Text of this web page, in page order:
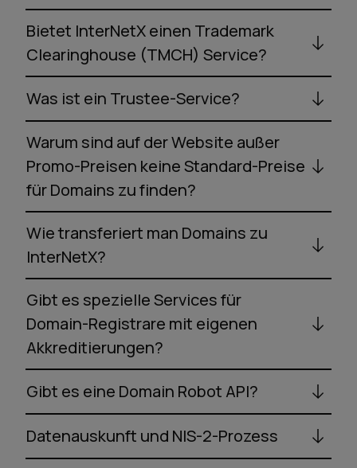
Bietet InterNetX einen Trademark
Clearinghouse (TMCH) Service?
Was ist ein Trustee-Service?
Warum sind auf der Website außer
Promo-Preisen keine Standard-Preise
für Domains zu finden?
Wie transferiert man Domains zu
InterNetX?
Gibt es spezielle Services für
Domain-Registrare mit eigenen
Akkreditierungen?
Gibt es eine Domain Robot API?
Datenauskunft und NIS-2-Prozess